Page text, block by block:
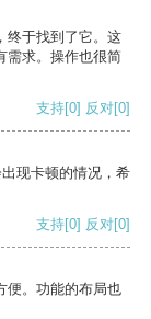
终于找到了它。这
需求。操作也很简
支持[0] 反对[0]
现卡顿的情况，希
支持[0] 反对[0]
便。功能的布局也